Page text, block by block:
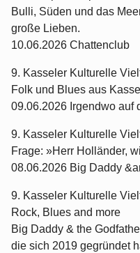
Bulli, Süden und das
große Lieben.
10.06.2026 Chattenclub
9. Kasseler Kulturelle
Folk und Blues aus Kassel
09.06.2026 Irgendwo auf
9. Kasseler Kulturelle
Frage: »Herr Holländer,
08.06.2026 Big Daddy
9. Kasseler Kulturelle
Rock, Blues and more
Big Daddy & the
die sich 2019 gegründet